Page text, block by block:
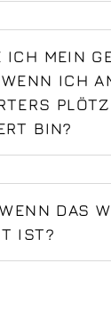
ICH MEIN
ICH
BIN?
DAS
IST?